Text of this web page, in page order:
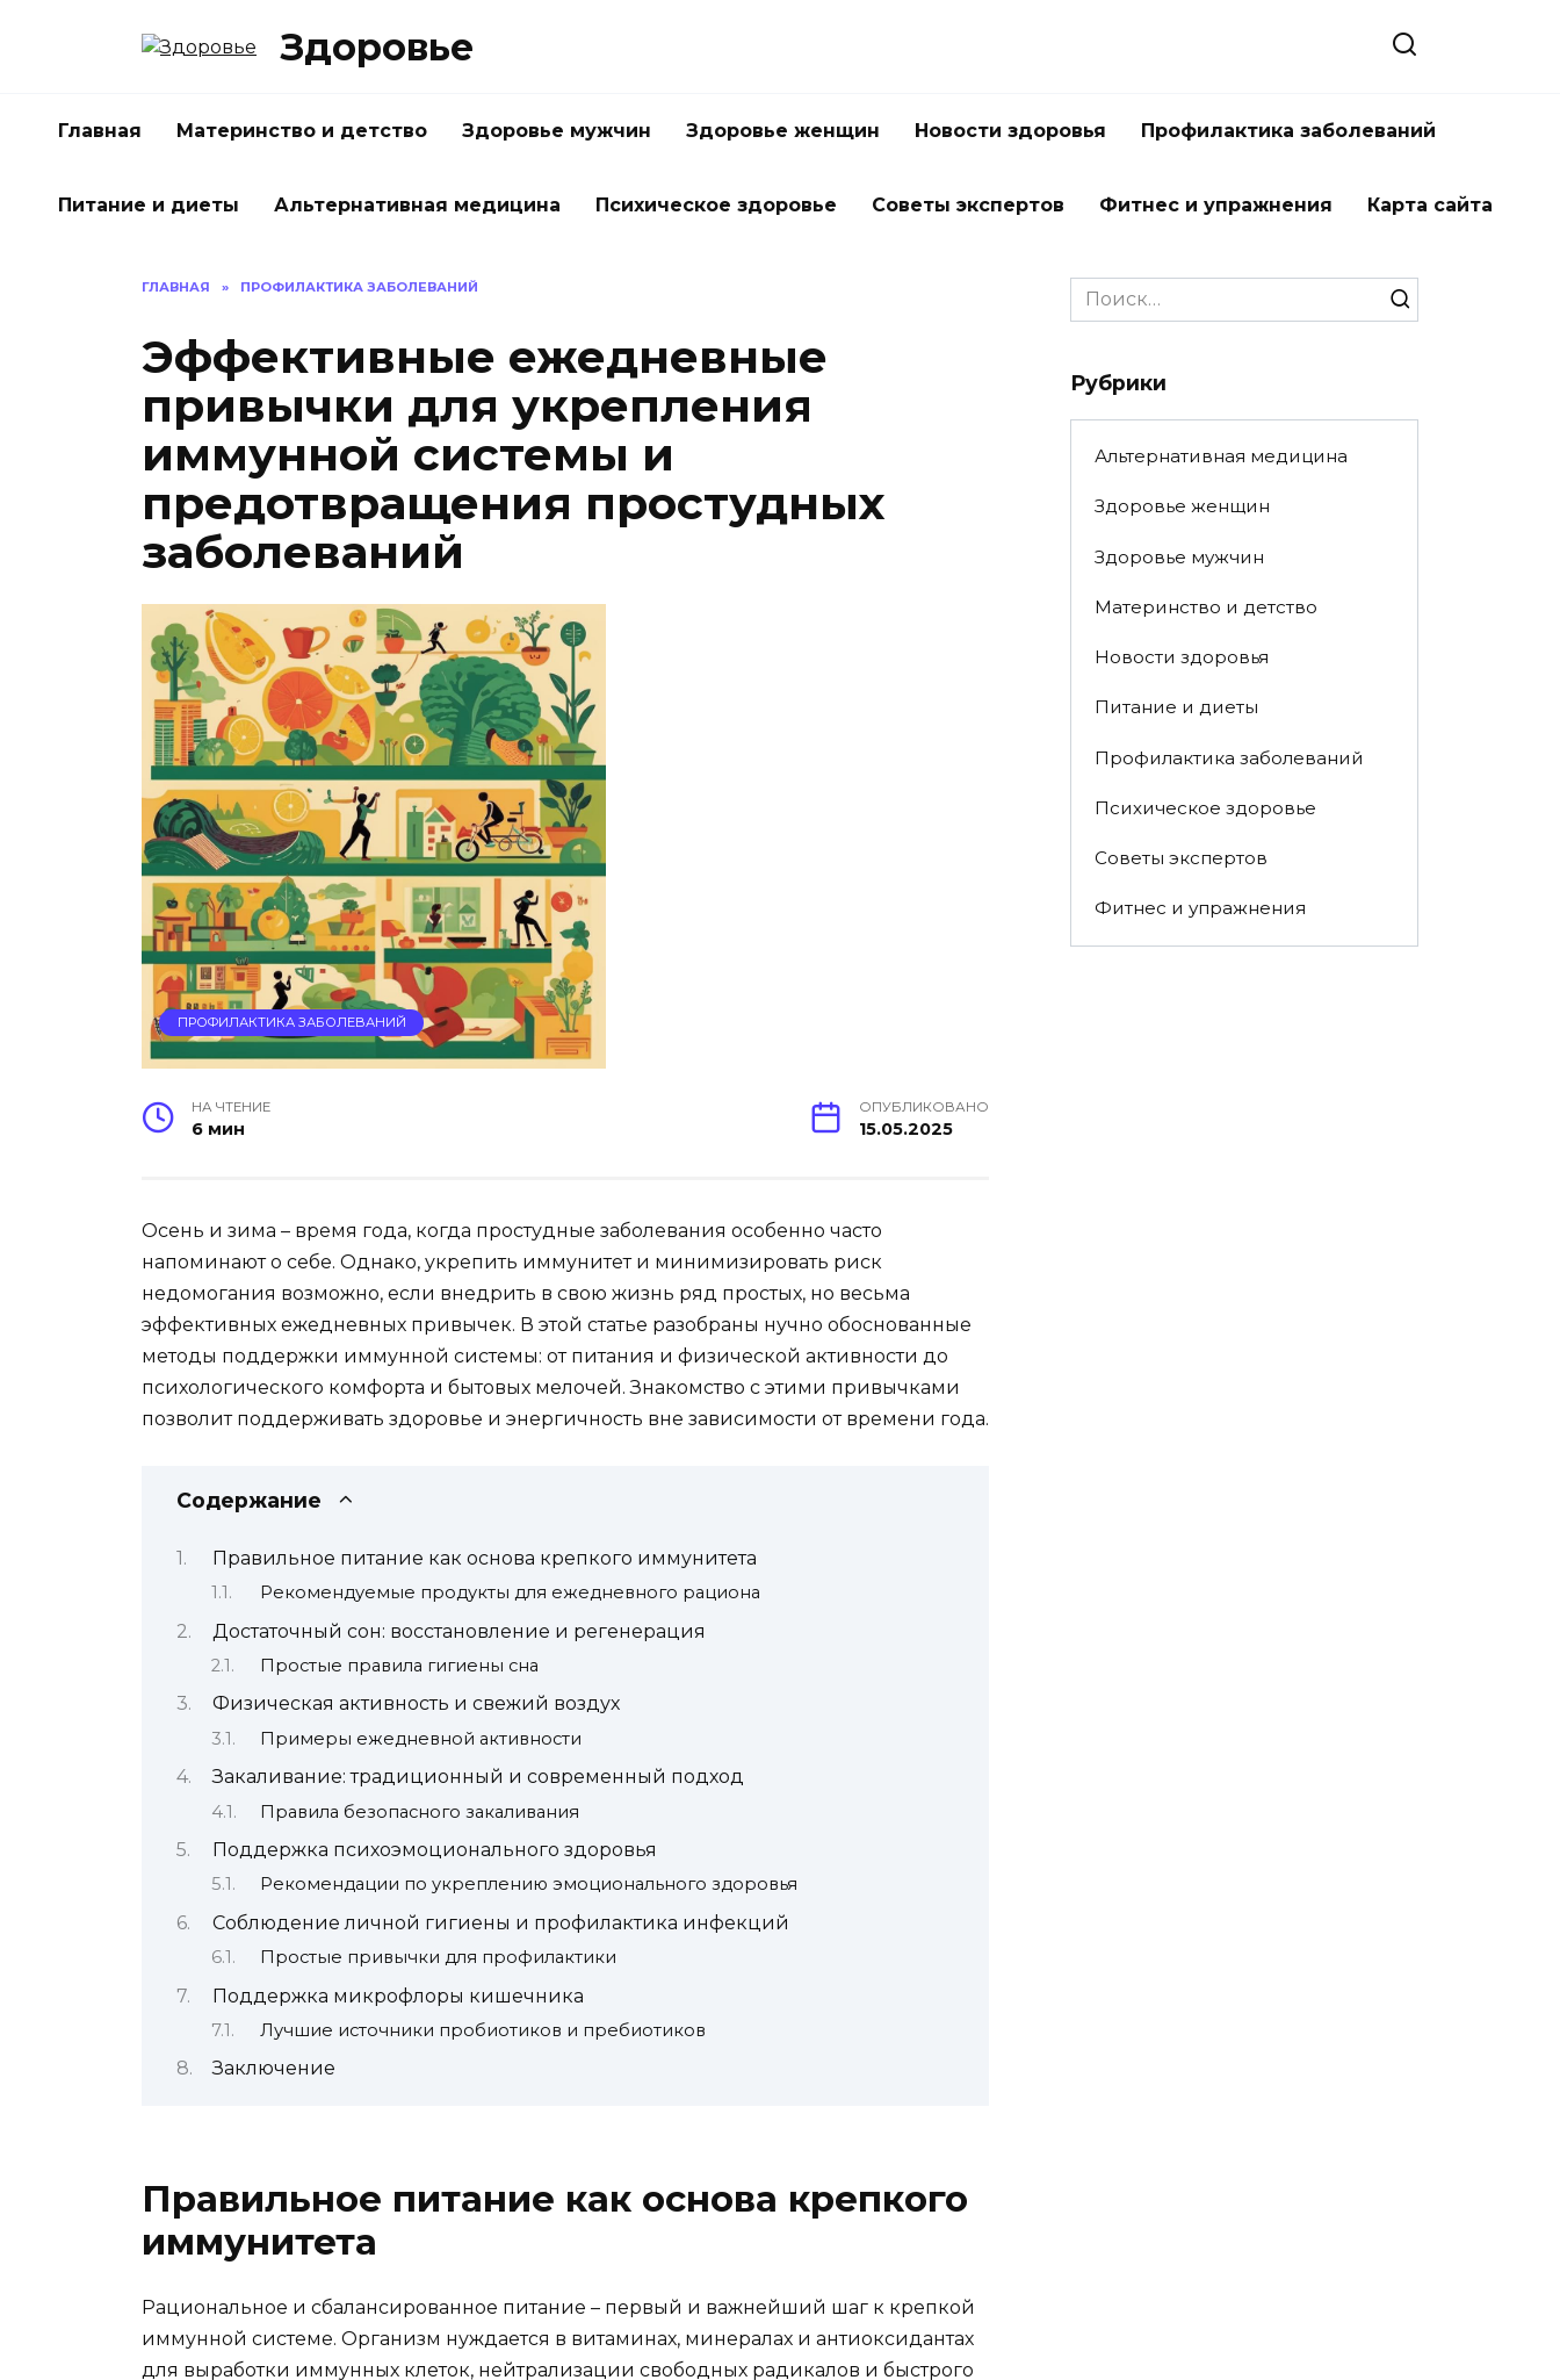
Здоровье
Главная Материнство и детство Здоровье мужчин Здоровье женщин Новости здоровья Профилактика заболеваний
Питание и диеты Альтернативная медицина Психическое здоровье Советы экспертов Фитнес и упражнения Карта сайта
ГЛАВНАЯ » ПРОФИЛАКТИКА ЗАБОЛЕВАНИЙ
Эффективные ежедневные
привычки для укрепления
иммунной системы и
предотвращения простудных
заболеваний
ПРОФИЛАКТИКА ЗАБОЛЕВАНИЙ
НА ЧТЕНИЕ
6 мин
ОПУБЛИКОВАНО
15.05.2025
Осень и зима – время года, когда простудные заболевания особенно часто
напоминают о себе. Однако, укрепить иммунитет и минимизировать риск
недомогания возможно, если внедрить в свою жизнь ряд простых, но весьма
эффективных ежедневных привычек. В этой статье разобраны нучно обоснованные
методы поддержки иммунной системы: от питания и физической активности до
психологического комфорта и бытовых мелочей. Знакомство с этими привычками
позволит поддерживать здоровье и энергичность вне зависимости от времени года.
Содержание
Правильное питание как основа крепкого иммунитета
Рекомендуемые продукты для ежедневного рациона
Достаточный сон: восстановление и регенерация
Простые правила гигиены сна
Физическая активность и свежий воздух
Примеры ежедневной активности
Закаливание: традиционный и современный подход
Правила безопасного закаливания
Поддержка психоэмоционального здоровья
Рекомендации по укреплению эмоционального здоровья
Соблюдение личной гигиены и профилактика инфекций
Простые привычки для профилактики
Поддержка микрофлоры кишечника
Лучшие источники пробиотиков и пребиотиков
Заключение
Правильное питание как основа крепкого
иммунитета
Рациональное и сбалансированное питание – первый и важнейший шаг к крепкой
иммунной системе. Организм нуждается в витаминах, минералах и антиоксидантах
для выработки иммунных клеток, нейтрализации свободных радикалов и быстрого
Search
for:
Рубрики
Альтернативная медицина
Здоровье женщин
Здоровье мужчин
Материнство и детство
Новости здоровья
Питание и диеты
Профилактика заболеваний
Психическое здоровье
Советы экспертов
Фитнес и упражнения